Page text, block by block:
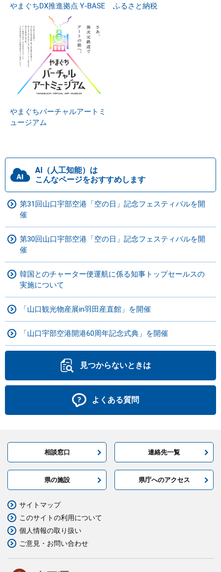
やまぐちDX推進拠点 Y-BASE ふるさと納税
やまぐちバーチャルアートミ
ュージアム
AI（人工知能）は
こんなページをおすすめします
第31回山口宇部空港「空の日」記念フェスティバルを開
催
第30回山口宇部空港「空の日」記念フェスティバルを開
催
韓国とのチャーター便運航に係る知事トップセールスの
実施について
「山口観光物産展in羽田産直館」を開催
「山口宇部空港開港60周年記念式典」を開催
見つからないときは
よくある質問
相談窓口 連絡先一覧
県の施設 県庁へのアクセス
サイトマップ
このサイトの利用について
個人情報の取り扱い
ご意見・お問い合わせ